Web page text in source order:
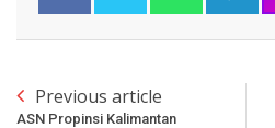
Previous article
ASN Propinsi Kalimantan